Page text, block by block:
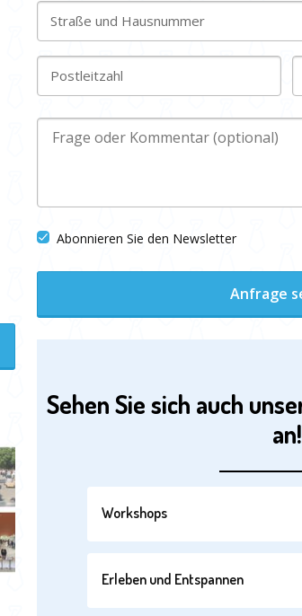
Straße und Hausnummer
Postleitzahl
Abonnieren Sie den Newsletter
Anfrage
Sehen Sie sich auch
an!
Workshops
Erleben und Entspannen